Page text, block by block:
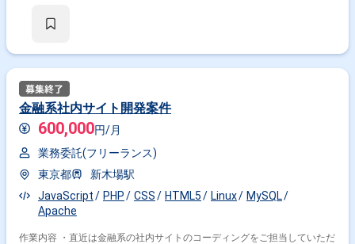
金融系社内サイト開発案件
600,000円/月
業務委託(フリーランス)
東京都
新木場駅
JavaScript
PHP CSS HTML5 Linux
MySQL
Apache
作業内容 ・直近は金融系の社内サイトのコーディングをご担当していただ